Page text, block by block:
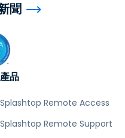
產品
Splashtop Remote Access
Splashtop Remote Support
聞